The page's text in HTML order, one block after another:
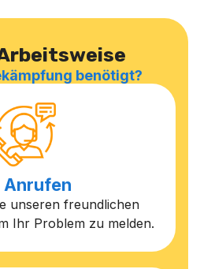
benötigt?
Anrufen
unseren freundlichen
Ihr Problem zu melden.